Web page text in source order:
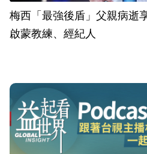
梅西「最強後盾」父親病逝
啟蒙教練、經紀人